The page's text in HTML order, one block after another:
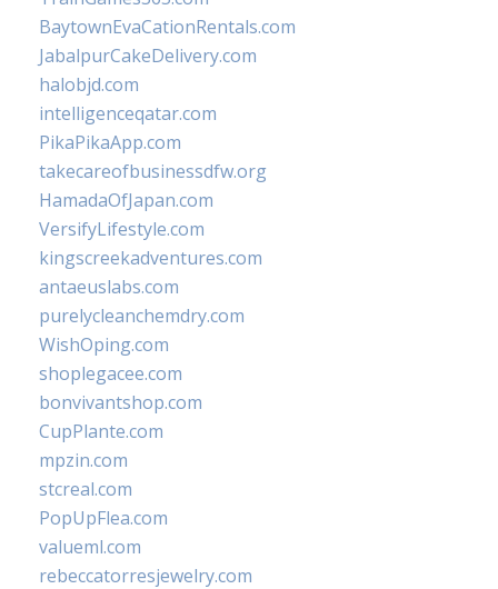
BaytownEvaCationRentals.com
JabalpurCakeDelivery.com
halobjd.com
intelligenceqatar.com
PikaPikaApp.com
takecareofbusinessdfw.org
HamadaOfJapan.com
VersifyLifestyle.com
kingscreekadventures.com
antaeuslabs.com
purelycleanchemdry.com
WishOping.com
shoplegacee.com
bonvivantshop.com
CupPlante.com
mpzin.com
stcreal.com
PopUpFlea.com
valueml.com
rebeccatorresjewelry.com